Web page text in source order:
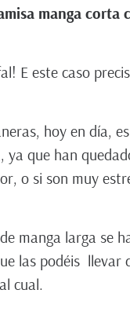
manga corta
E este caso
hoy en día,
ya que han
o si son muy
manga larga se
las podéis llevar
cual.